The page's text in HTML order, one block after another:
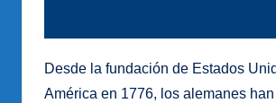
Desde la fundación de Estados
América en 1776, los alemanes han